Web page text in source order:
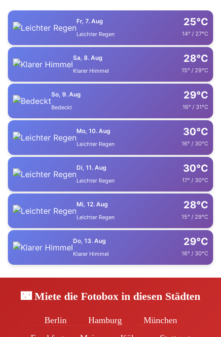
Fr, 7. Aug
Leichter Regen
25°C
14° / 27°C
Sa, 8. Aug
Klarer Himmel
28°C
15° / 29°C
So, 9. Aug
Bedeckt
29°C
16° / 31°C
Mo, 10. Aug
Leichter Regen
30°C
16° / 30°C
Di, 11. Aug
Leichter Regen
30°C
17° / 30°C
Mi, 12. Aug
Leichter Regen
28°C
15° / 29°C
Do, 13. Aug
Klarer Himmel
29°C
16° / 30°C
🌃 Miete die Fotobox in diesen Städten
Berlin Hamburg
München